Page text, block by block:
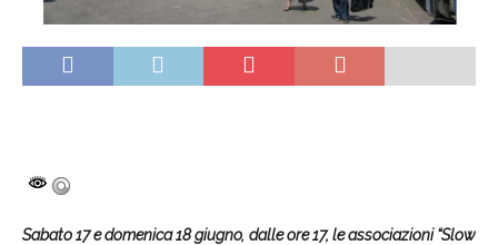
Sabato 17 e domenica 18 giugno, dalle ore 17, le associazioni “Slow